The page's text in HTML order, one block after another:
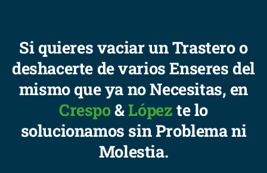
Si quieres vaciar un Trastero o
deshacerte de varios Enseres del
mismo que ya no Necesitas, en
Crespo&Lópezte lo
solucionamos sin Problema ni
Molestia.